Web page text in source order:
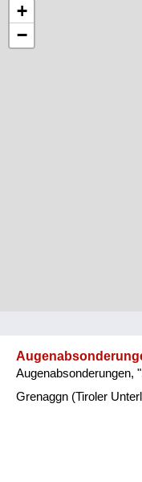
+
−
Augenabsonderungen,
Grenaggn (Tiroler